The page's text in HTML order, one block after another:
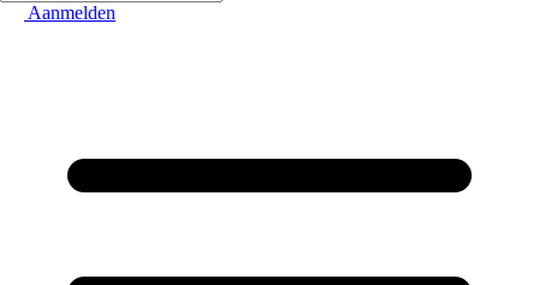
Aanmelden